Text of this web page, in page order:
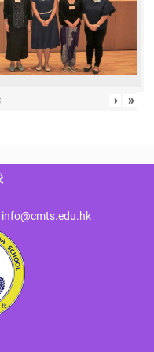
› »
info@cmts.edu.hk